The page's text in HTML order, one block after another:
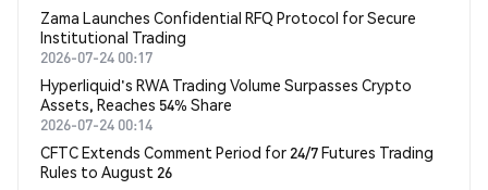
Zama Launches Confidential RFQ Protocol for Secure
Institutional Trading
2026-07-24 00:17
Hyperliquid's RWA Trading Volume Surpasses Crypto
Assets, Reaches 54% Share
2026-07-24 00:14
CFTC Extends Comment Period for 24/7 Futures Trading
Rules to August 26